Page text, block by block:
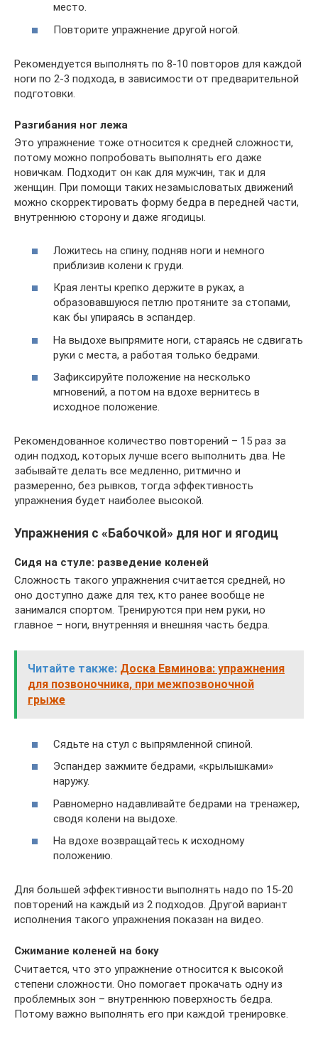
место.
Повторите упражнение другой ногой.
Рекомендуется выполнять по 8-10 повторов для каждой
ноги по 2-3 подхода, в зависимости от предварительной
подготовки.
Разгибания ног лежа
Это упражнение тоже относится к средней сложности,
потому можно попробовать выполнять его даже
новичкам. Подходит он как для мужчин, так и для
женщин. При помощи таких незамысловатых движений
можно скорректировать форму бедра в передней части,
внутреннюю сторону и даже ягодицы.
Ложитесь на спину, подняв ноги и немного
приблизив колени к груди.
Края ленты крепко держите в руках, а
образовавшуюся петлю протяните за стопами,
как бы упираясь в эспандер.
На выдохе выпрямите ноги, стараясь не сдвигать
руки с места, а работая только бедрами.
Зафиксируйте положение на несколько
мгновений, а потом на вдохе вернитесь в
исходное положение.
Рекомендованное количество повторений – 15 раз за
один подход, которых лучше всего выполнить два. Не
забывайте делать все медленно, ритмично и
размеренно, без рывков, тогда эффективность
упражнения будет наиболее высокой.
Упражнения с «Бабочкой» для ног и ягодиц
Сидя на стуле: разведение коленей
Сложность такого упражнения считается средней, но
оно доступно даже для тех, кто ранее вообще не
занимался спортом. Тренируются при нем руки, но
главное – ноги, внутренняя и внешняя часть бедра.
Читайте также: Доска Евминова: упражнения
для позвоночника, при межпозвоночной
грыже
Сядьте на стул с выпрямленной спиной.
Эспандер зажмите бедрами, «крылышками»
наружу.
Равномерно надавливайте бедрами на тренажер,
сводя колени на выдохе.
На вдохе возвращайтесь к исходному
положению.
Для большей эффективности выполнять надо по 15-20
повторений на каждый из 2 подходов. Другой вариант
исполнения такого упражнения показан на видео.
Сжимание коленей на боку
Считается, что это упражнение относится к высокой
степени сложности. Оно помогает прокачать одну из
проблемных зон – внутреннюю поверхность бедра.
Потому важно выполнять его при каждой тренировке.